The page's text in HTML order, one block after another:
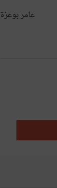
عامر بوعزة